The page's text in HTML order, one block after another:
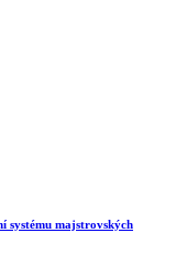
systému majstrovských